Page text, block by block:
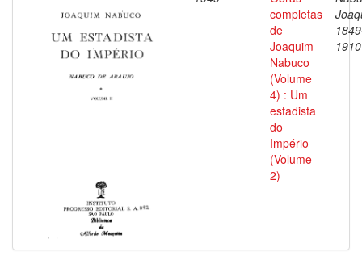
completas
de
Joaquim
Nabuco
(Volume
4) : Um
estadista
do
Império
(Volume
2)
1910